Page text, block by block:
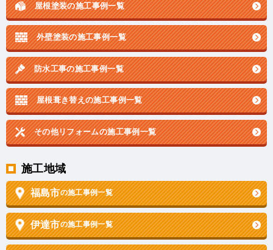
屋根塗装の施工事例一覧
外壁塗装の施工事例一覧
防水工事の施工事例一覧
屋根葺き替えの施工事例一覧
その他リフォームの施工事例一覧
施工地域
福島市の施工事例一覧
伊達市の施工事例一覧